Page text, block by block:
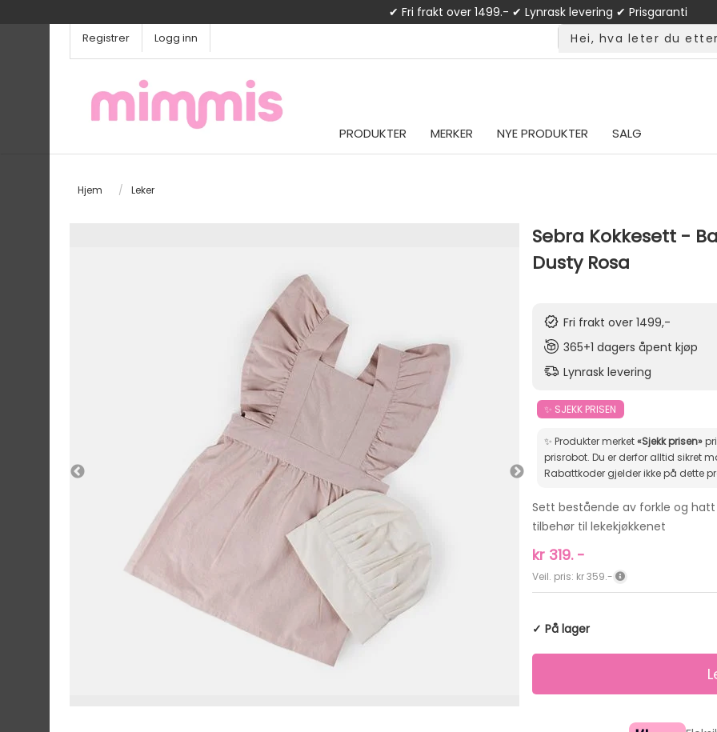
✔ Fri frakt over 1499.- ✔ Lynrask levering ✔ Prisgaranti
Registrer Logg inn
PRODUKTER MERKER NYE PRODUKTER SALG
Hjem / Leker
Sebra Kokkesett -
Dusty Rosa
Fri frakt over 1499,-
365+1 dagers åpent kjøp
Lynrask levering
✨ SJEKK PRISEN
✨ Produkter merket«Sjekk prisen»
prisrobot. Du er derfor alltid sikret markedets beste pris.
Rabattkoder gjelder ikke på dette
Sett bestående av forkle og
tilbehør til lekekjøkkenet
kr 319.-
Veil. pris: kr 359.-
✓ På lager